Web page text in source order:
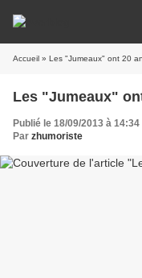
Accueil » Les "Jumeaux" ont 20
Les "Jumeaux"
Publié le 18/09/2013 à 14:34
Par zhumoriste